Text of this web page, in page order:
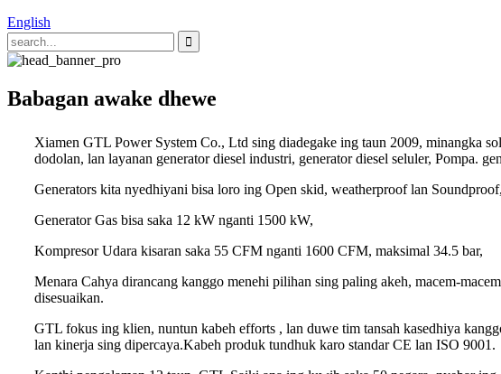
English
Babagan awake dhewe
Xiamen GTL Power System Co., Ltd sing diadegake ing taun 2009, minangka
dodolan, lan layanan generator diesel industri, generator diesel seluler, Pompa.
Generators kita nyedhiyani bisa loro ing Open skid, weatherproof lan
Generator Gas bisa saka 12 kW nganti 1500 kW,
Kompresor Udara kisaran saka 55 CFM nganti 1600 CFM, maksimal 34.5 bar,
Menara Cahya dirancang kanggo menehi pilihan sing paling akeh, macem-
disesuaikan.
GTL fokus ing klien, nuntun kabeh efforts , lan duwe tim tansah kasedhiya
lan kinerja sing dipercaya.Kabeh produk tundhuk karo standar CE lan ISO 9001.